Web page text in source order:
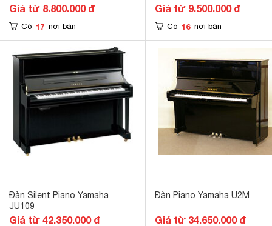
Giá từ 8.800.000 đ
Có 17 nơi bán
Giá từ 9.500.000 đ
Có 16 nơi bán
Đàn Silent Piano Yamaha
JU109
Giá từ 42.350.000 đ
Đàn Piano Yamaha U2M
Giá từ 34.650.000 đ